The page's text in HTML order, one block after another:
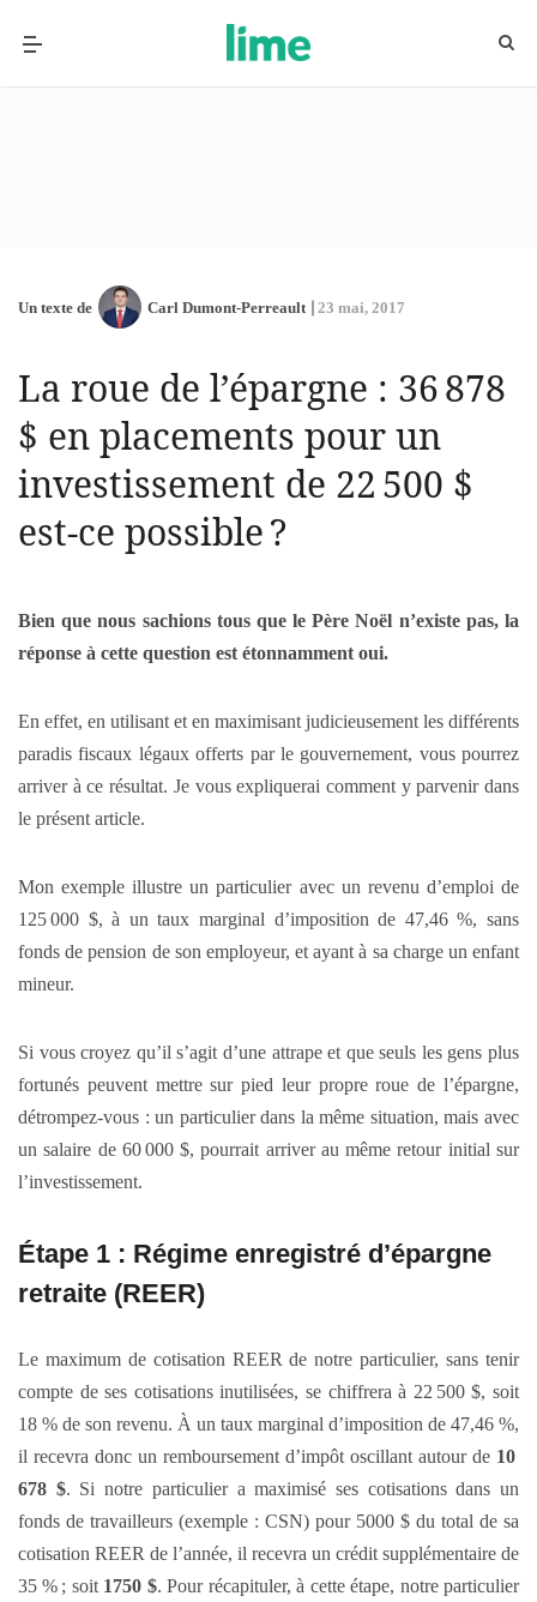
Un texte de Carl Dumont-Perreault 23 mai, 2017
La roue de l’épargne : 36 878
$ en placements pour un
investissement de 22 500 $
est-ce possible ?
Bien que nous sachions tous que le Père Noël n’existe pas, la
réponse à cette question est étonnamment oui.
En effet, en utilisant et en maximisant judicieusement les différents
paradis fiscaux légaux offerts par le gouvernement, vous pourrez
arriver à ce résultat. Je vous expliquerai comment y parvenir dans
le présent article.
Mon exemple illustre un particulier avec un revenu d’emploi de
125 000 $, à un taux marginal d’imposition de 47,46 %, sans
fonds de pension de son employeur, et ayant à sa charge un enfant
mineur.
Si vous croyez qu’il s’agit d’une attrape et que seuls les gens plus
fortunés peuvent mettre sur pied leur propre roue de l’épargne,
détrompez-vous : un particulier dans la même situation, mais avec
un salaire de 60 000 $, pourrait arriver au même retour initial sur
l’investissement.
Étape 1 : Régime enregistré d’épargne
retraite (REER)
Le maximum de cotisation REER de notre particulier, sans tenir
compte de ses cotisations inutilisées, se chiffrera à 22 500 $, soit
18 % de son revenu. À un taux marginal d’imposition de 47,46 %,
il recevra donc un remboursement d’impôt oscillant autour de 10
678 $. Si notre particulier a maximisé ses cotisations dans un
fonds de travailleurs (exemple : CSN) pour 5000 $ du total de sa
cotisation REER de l’année, il recevra un crédit supplémentaire de
35 % ; soit 1750 $. Pour récapituler, à cette étape, notre particulier